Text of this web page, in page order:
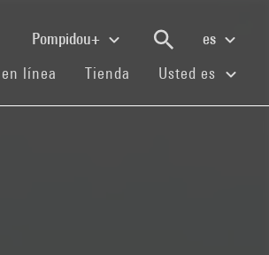
Pompidou+
es
línea (current)
Tienda (current)
Usted es